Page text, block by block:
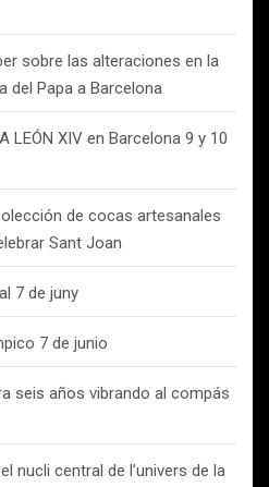
sobre las alteraciones en la
del Papa a Barcelona
LEÓN XIV en Barcelona 9 y 10
de cocas artesanales
Sant Joan
7 de juny
7 de junio
seis años vibrando al compás
nucli central de l’univers de la